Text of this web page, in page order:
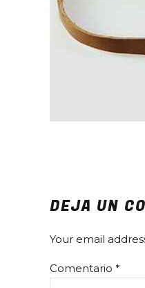
DEJA UN
Your email
Comentario *